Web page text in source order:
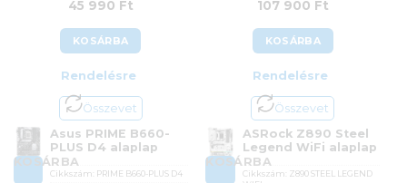
45 990 Ft
KOSÁRBA
Rendelésre
Összevet
KOSÁRBA
Asus PRIME B660-
PLUS D4 alaplap
Cikkszám: PRIME B660-PLUS D4
107 900 Ft
KOSÁRBA
Rendelésre
Összevet
KOSÁRBA
ASRock Z890 Steel
Legend WiFi alaplap
Cikkszám:
Z890 STEEL LEGEND